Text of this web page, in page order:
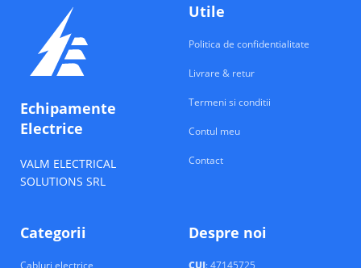
Echipamente
Electrice
VALM ELECTRICAL
SOLUTIONS SRL
Utile
Politica de confidentialitate
Livrare & retur
Termeni si conditii
Contul meu
Contact
Categorii Despre noi